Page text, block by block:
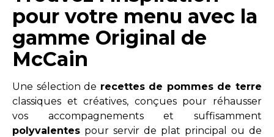
pour votre menu avec la
gamme Original de
McCain
Une sélection de recettes de pommes de terre
classiques et créatives, conçues pour réhausser
vos accompagnements et suffisamment
polyvalentes pour servir de plat principal ou de